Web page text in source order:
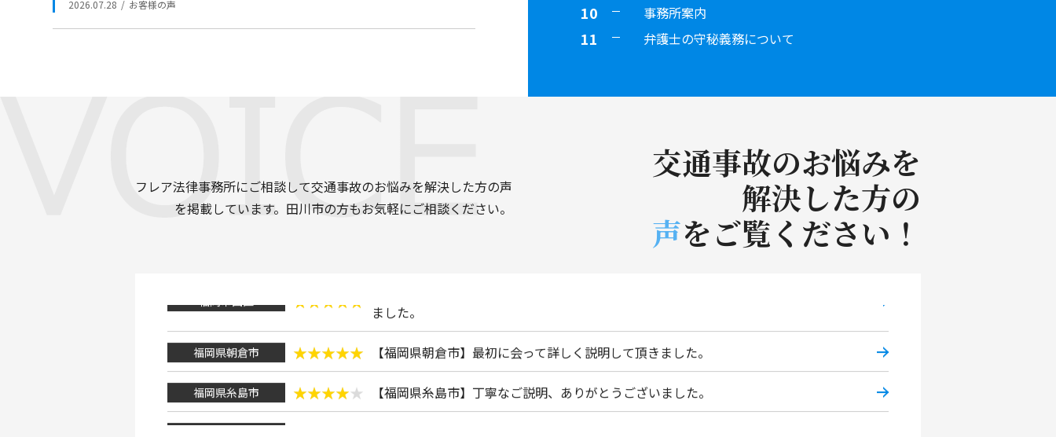
2026.07.28 お客様の声
事務所案内
弁護士の守秘義務について
交通事故のお悩みを
解決した方の
声をご覧ください！
フレア法律事務所にご相談して交通事故のお悩みを解決した方の声
を掲載しています。田川市の方もお気軽にご相談ください。
【うきは市浮羽町】不安ななか丁寧に対応していただき心強かったです。
福岡市東区 【福岡市東区】長い間や大変お世話になりました。
【福岡市東区】中谷先生、お忙しいなか大変お世話になりました。
ました。
福岡県朝倉市 【福岡県朝倉市】最初に会って詳しく説明して頂きました。
福岡県糸島市 【福岡県糸島市】丁寧なご説明、ありがとうございました。
福岡県春日市